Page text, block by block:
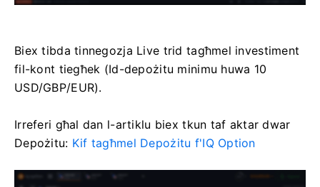
Biex tibda tinnegozja Live trid tagħmel investiment
fil-kont tiegħek (Id-depożitu minimu huwa 10
USD/GBP/EUR).
Irreferi għal dan l-artiklu biex tkun taf aktar dwar
Depożitu: Kif tagħmel Depożitu f'IQ Option